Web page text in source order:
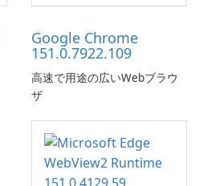
Amazon web-player content
Google Chrome
151.0.7922.109
高速で用途の広いWebブラウ
ザ